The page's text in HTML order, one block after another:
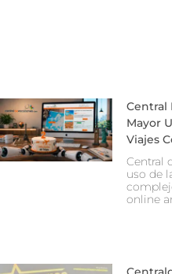
Central
Mayor
Viajes
Central
uso de
online